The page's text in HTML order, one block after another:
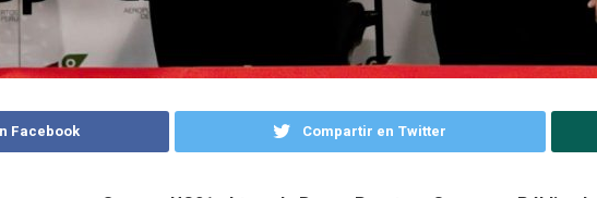
Facebook Compartir en Twitter